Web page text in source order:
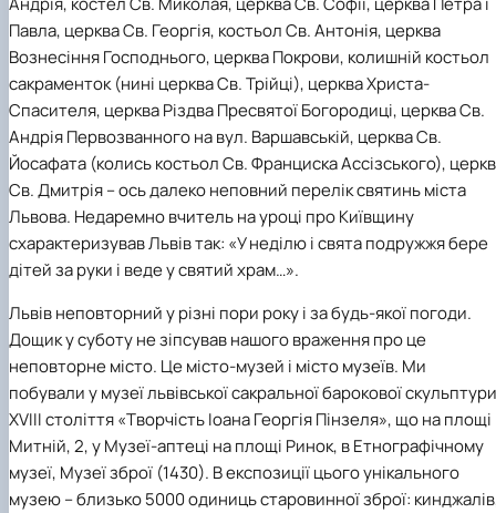
Павла, церква Св. Георгія, костьол Св. Антонія, церква
Вознесіння Господнього, церква Покрови, колишній костьол
сакраменток (нині церква Св. Трійці), церква Христа-
Спасителя, церква Різдва Пресвятої Богородиці, церква Св.
Андрія Первозванного на вул. Варшавській, церква Св.
Йосафата (колись костьол Св. Франциска Ассізського),
Св. Дмитрія – ось далеко неповний перелік святинь міста
Львова. Недаремно вчитель на уроці про Київщину
схарактеризував Львів так: «У неділю і свята подружжя бере
дітей за руки і веде у святий храм…».
Львів неповторний у різні пори року і за будь-якої погоди.
Дощик у суботу не зіпсував нашого враження про це
неповторне місто. Це місто-музей і місто музеїв. Ми
побували у музеї львівської сакральної барокової скульптури
ХVІІІ століття «Творчість Іоана Георгія Пінзеля», що на площі
Митній, 2, у Музеї-аптеці на площі Ринок, в Етнографічному
музеї, Музеї зброї (1430). В експозиції цього унікального
музею – близько 5000 одиниць старовинної зброї: